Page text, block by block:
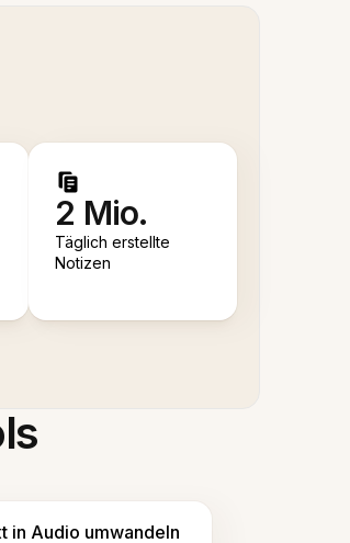
2 Mio.
Täglich erstellte
Notizen
in Audio umwandeln